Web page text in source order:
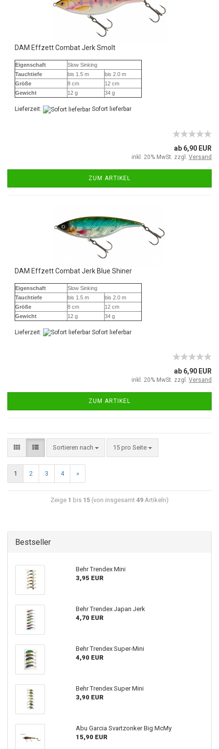
DAM Effzett Combat Jerk Smolt
Eigenschaft
Slow Sinking
Tauchtiefe
bis 1.5 m
bis 2.0 m
Größe
8 cm
12 cm
Gewicht
12 g 34 g
Lieferzeit: Sofort lieferbar
ab 6,90 EUR
inkl. 20% MwSt. zzgl. Versand
ZUM ARTIKEL
DAM Effzett Combat Jerk Blue Shiner
Eigenschaft
Slow Sinking
Tauchtiefe
bis 1.5 m
bis 2.0 m
Größe
8 cm
12 cm
Gewicht
12 g 34 g
Lieferzeit: Sofort lieferbar
ab 6,90 EUR
inkl. 20% MwSt. zzgl. Versand
ZUM ARTIKEL
Sortieren nach 15 pro Seite
1 2 3 4 »
Zeige 1 bis 15 (von insgesamt 49 Artikeln)
Bestseller
Behr Trendex Mini
3,95 EUR
Behr Trendex Japan Jerk
4,70 EUR
Behr Trendex Super-Mini
4,90 EUR
Behr Trendex Super Mini
3,90 EUR
Abu Garcia Svartzonker Big McMy
15,90 EUR